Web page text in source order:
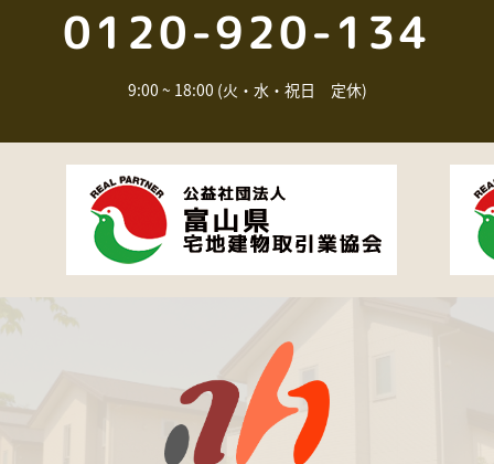
0120-920-134
9:00 ~ 18:00 (火・水・祝日 定休)